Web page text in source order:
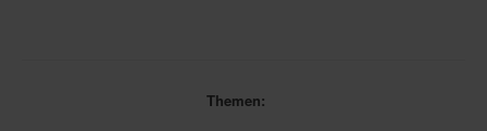
Themen: